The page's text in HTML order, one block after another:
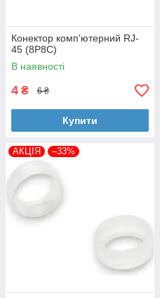
Конектор комп'ютерний RJ-
45 (8P8C)
В наявності
4 ₴ 6 ₴
Купити
АКЦІЯ –33%